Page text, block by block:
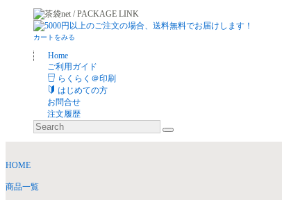
カートをみる
Home
ご利用ガイド
らくらく＠印刷
はじめての方
お問合せ
注文履歴
HOME
商品一覧